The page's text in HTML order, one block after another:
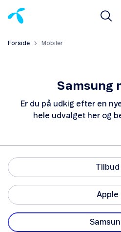
Forside Mobiler
Samsung
Er du på udkig efter en
hele udvalget her og
Tilbud
Apple